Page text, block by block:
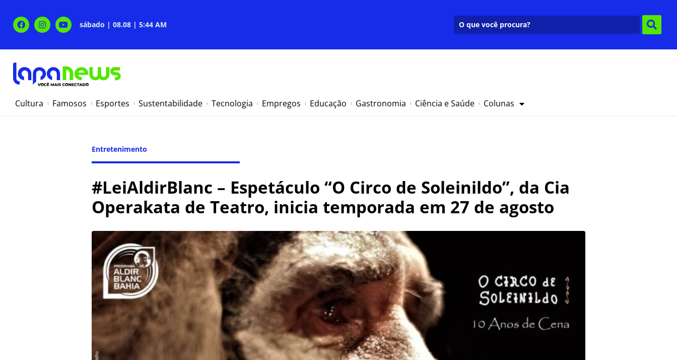
sábado | 08.08 | 5:44 AM
Cultura Famosos Esportes Sustentabilidade Tecnologia Empregos Educação Gastronomia Ciência e Saúde Colunas
Entretenimento
#LeiAldirBlanc – Espetáculo “O Circo de Soleinildo”, da Cia
Operakata de Teatro, inicia temporada em 27 de agosto